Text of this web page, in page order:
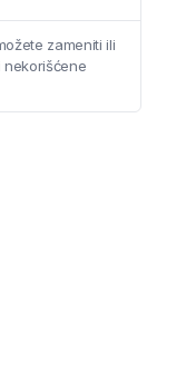
zameniti ili
nekorišćene